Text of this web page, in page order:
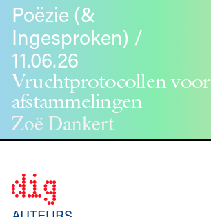
Poëzie (&
Ingesproken) /
11.06.26
Vruchtprotocollen voor
afstammelingen
Zoë Dankert